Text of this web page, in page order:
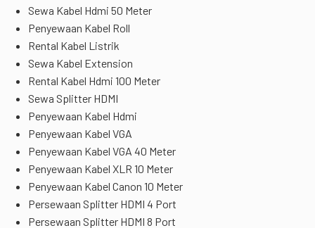
Sewa Kabel Hdmi 50 Meter
Penyewaan Kabel Roll
Rental Kabel Listrik
Sewa Kabel Extension
Rental Kabel Hdmi 100 Meter
Sewa Splitter HDMI
Penyewaan Kabel Hdmi
Penyewaan Kabel VGA
Penyewaan Kabel VGA 40 Meter
Penyewaan Kabel XLR 10 Meter
Penyewaan Kabel Canon 10 Meter
Persewaan Splitter HDMI 4 Port
Persewaan Splitter HDMI 8 Port